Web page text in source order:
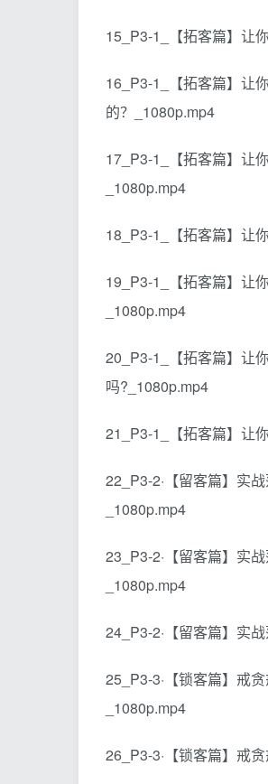
15_P3-1_【拓客篇】让
16_P3-1_【拓客篇】让
的？_1080p.mp4
17_P3-1_【拓客篇】让
_1080p.mp4
18_P3-1_【拓客篇】让
19_P3-1_【拓客篇】让
_1080p.mp4
20_P3-1_【拓客篇】让
吗?_1080p.mp4
21_P3-1_【拓客篇】让
22_P3-2·【留客篇】实
_1080p.mp4
23_P3-2·【留客篇】实
_1080p.mp4
24_P3-2·【留客篇】实
25_P3-3·【锁客篇】戒
_1080p.mp4
26_P3-3·【锁客篇】戒